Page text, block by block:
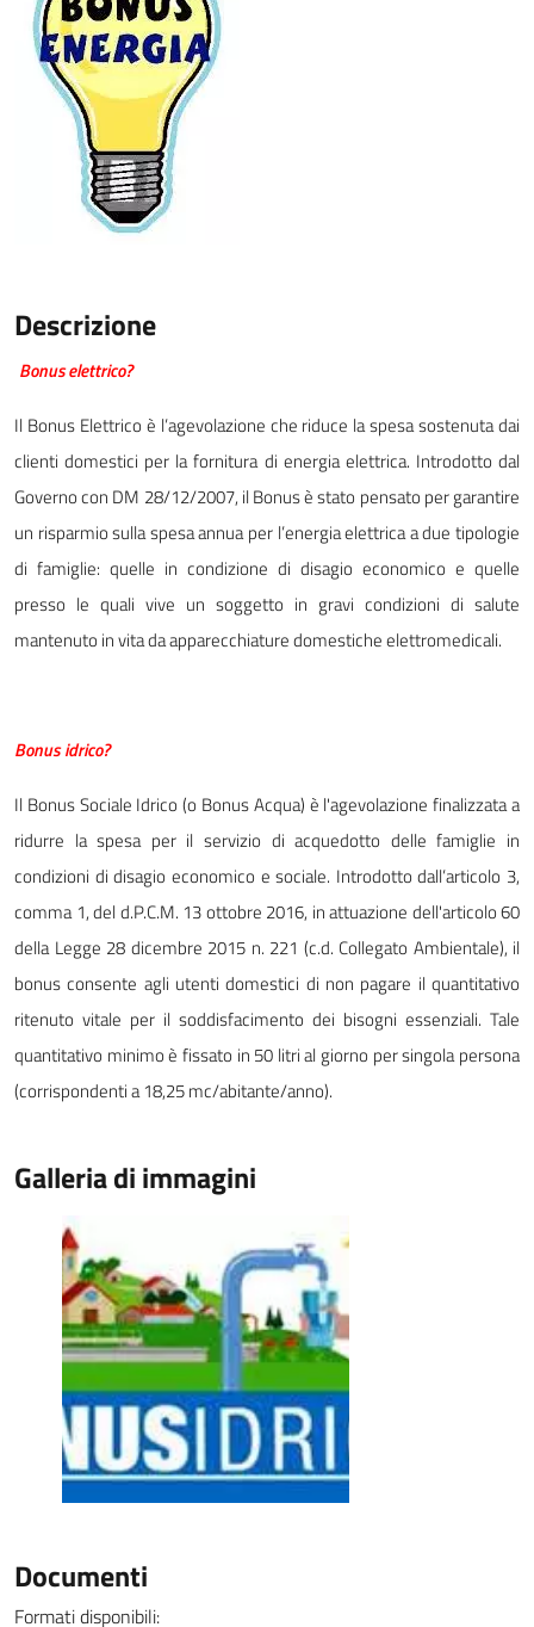
Descrizione
Bonus elettrico?
Il Bonus Elettrico è l’agevolazione che riduce la spesa sostenuta dai
clienti domestici per la fornitura di energia elettrica. Introdotto dal
Governo con DM 28/12/2007, il Bonus è stato pensato per garantire
un risparmio sulla spesa annua per l’energia elettrica a due tipologie
di famiglie: quelle in condizione di disagio economico e quelle
presso le quali vive un soggetto in gravi condizioni di salute
mantenuto in vita da apparecchiature domestiche elettromedicali.
Bonus idrico?
Il Bonus Sociale Idrico (o Bonus Acqua) è l'agevolazione finalizzata a
ridurre la spesa per il servizio di acquedotto delle famiglie in
condizioni di disagio economico e sociale. Introdotto dall’articolo 3,
comma 1, del d.P.C.M. 13 ottobre 2016, in attuazione dell'articolo 60
della Legge 28 dicembre 2015 n. 221 (c.d. Collegato Ambientale), il
bonus consente agli utenti domestici di non pagare il quantitativo
ritenuto vitale per il soddisfacimento dei bisogni essenziali. Tale
quantitativo minimo è fissato in 50 litri al giorno per singola persona
(corrispondenti a 18,25 mc/abitante/anno).
Galleria di immagini
Documenti
Formati disponibili: